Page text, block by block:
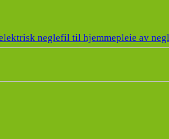
neglefil til hjemmepleie av